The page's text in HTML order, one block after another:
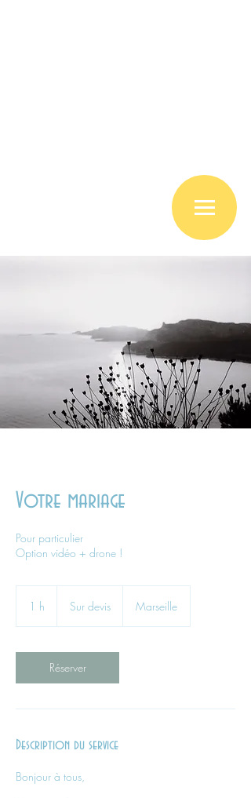
Votre mariage
Pour particulier
Option vidéo + drone !
1 h Sur devis Marseille
Réserver
Description du service
Bonjour à tous,